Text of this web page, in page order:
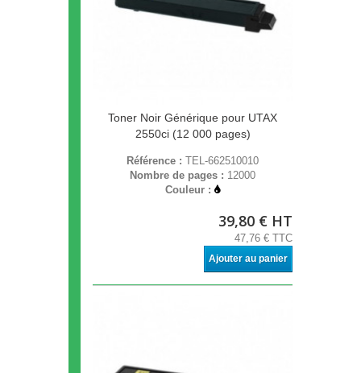
Toner Noir Générique pour UTAX
2550ci (12 000 pages)
Référence : TEL-662510010
Nombre de pages : 12000
Couleur :
39,80 € HT
47,76 € TTC
Ajouter au panier